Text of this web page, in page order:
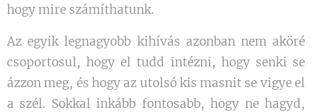
hogy mire számíthatunk.
Az egyik legnagyobb kihívás azonban nem aköré
csoportosul, hogy el tudd intézni, hogy senki se
ázzon meg, és hogy az utolsó kis masnit se vigye el
a szél. Sokkal inkább fontosabb, hogy ne hagyd,